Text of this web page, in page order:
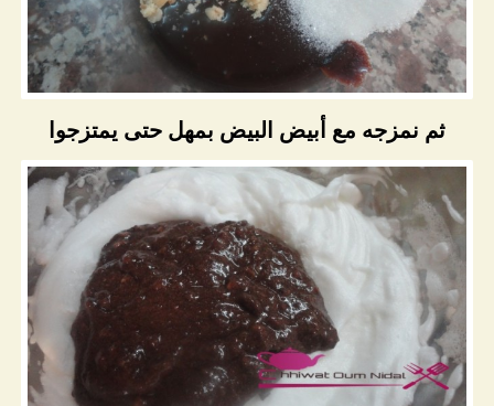
ثم نمزجه مع أبيض البيض بمهل حتى يمتزجوا